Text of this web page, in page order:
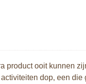
product ooit kunnen
dop, een die